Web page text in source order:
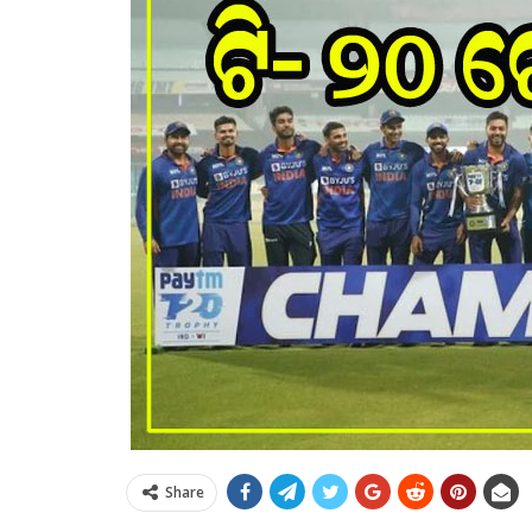
Share